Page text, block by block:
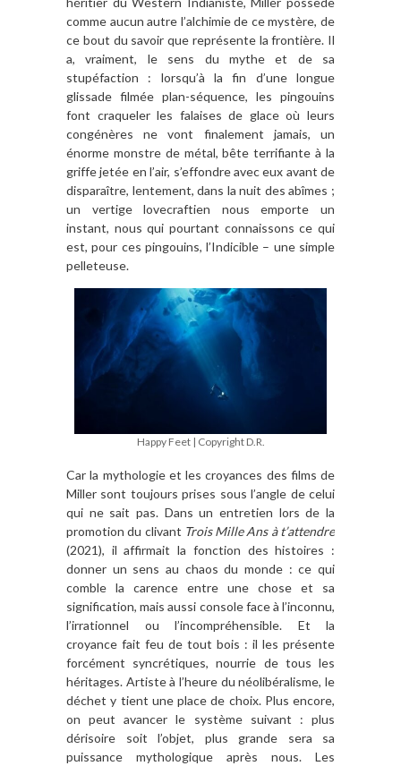
comme aucun autre l’alchimie de ce mystère, de
ce bout du savoir que représente la frontière. Il
a, vraiment, le sens du mythe et de sa
stupéfaction : lorsqu’à la fin d’une longue
glissade filmée plan-séquence, les pingouins
font craqueler les falaises de glace où leurs
congénères ne vont finalement jamais, un
énorme monstre de métal, bête terrifiante à la
griffe jetée en l’air, s’effondre avec eux avant de
disparaître, lentement, dans la nuit des abîmes ;
un vertige lovecraftien nous emporte un
instant, nous qui pourtant connaissons ce qui
est, pour ces pingouins, l’Indicible – une simple
pelleteuse.
Happy Feet | Copyright D.R.
Car la mythologie et les croyances des films de
Miller sont toujours prises sous l’angle de celui
qui ne sait pas. Dans un entretien lors de la
promotion du clivant Trois Mille Ans à t’attendre
(2021), il affirmait la fonction des histoires :
donner un sens au chaos du monde : ce qui
comble la carence entre une chose et sa
signification, mais aussi console face à l’inconnu,
l’irrationnel ou l’incompréhensible. Et la
croyance fait feu de tout bois : il les présente
forcément syncrétiques, nourrie de tous les
héritages. Artiste à l’heure du néolibéralisme, le
déchet y tient une place de choix. Plus encore,
on peut avancer le système suivant : plus
dérisoire soit l’objet, plus grande sera sa
puissance mythologique après nous. Les